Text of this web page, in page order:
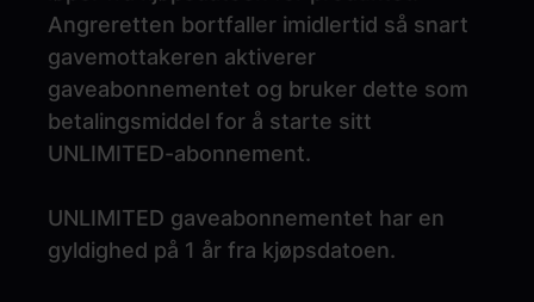
Angreretten bortfaller imidlertid så snart
gavemottakeren aktiverer
gaveabonnementet og bruker dette som
betalingsmiddel for å starte sitt
UNLIMITED-abonnement.
UNLIMITED gaveabonnementet har en
gyldighed på 1 år fra kjøpsdatoen.